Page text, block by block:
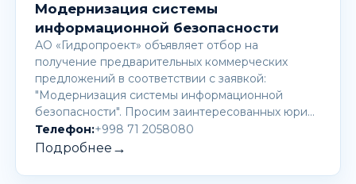
Модернизация системы
информационной безопасности
АО «Гидропроект» объявляет отбор на
получение предварительных коммерческих
предложений в соответствии с заявкой:
"Модернизация системы информационной
безопасности". Просим заинтересованных юри…
Телефон:+998 71 2058080
Подробнее →